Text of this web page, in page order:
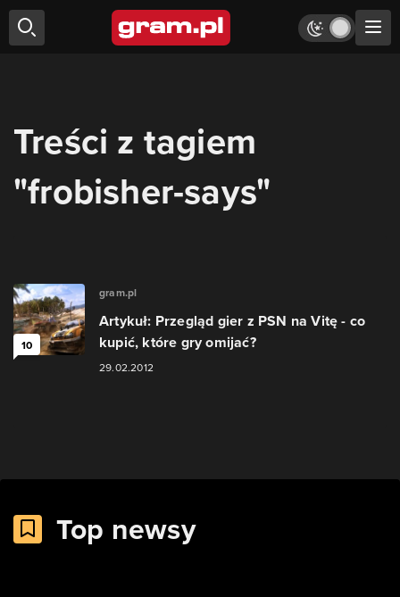
Treści z tagiem
"frobisher-says"
10
gram.pl
Artykuł: Przegląd gier z PSN na Vitę - co
kupić, które gry omijać?
29.02.2012
Top newsy